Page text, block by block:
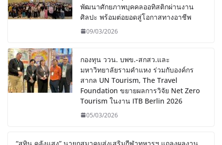
พัฒนาศักยภาพบุคคลออทิสติกผ่านงาน
ศิลปะ พร้อมต่อยอดสู่โอกาสทางอาชีพ
09/03/2026
กองทุน ววน. บพข.-สกสว.และ
มหาวิทยาลัยรามคำแหง ร่วมกับองค์กร
สากล UN Tourism, The Travel
Foundation ขยายผลการวิจัย Net Zero
Tourism ในงาน ITB Berlin 2026
05/03/2026
“สุทิน คลังแสง” นายกสมาคมส่งเสริมกีฬาทหารฯ แถลงผลงาน